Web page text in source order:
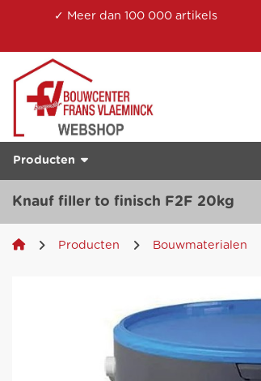
✓ Meer dan 100 000 artikels
Producten
Knauf filler to finisch F2F 20kg
Producten Bouwmaterialen